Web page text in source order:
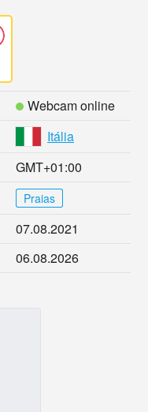
Webcam online
Itália
GMT+01:00
Praias
07.08.2021
06.08.2026